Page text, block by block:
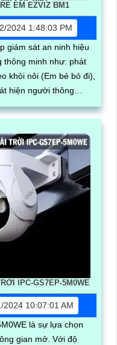
EM EZVIZ BM1
2024 1:48:03 PM
giám sát an ninh hiệu
thông minh như: phát
khỏi nôi (Em bé bỏ đi),
hiện người thông
IPC-GS7EP-5M0WE
2024 10:07:01 AM
là sự lựa chọn
mở. Với độ